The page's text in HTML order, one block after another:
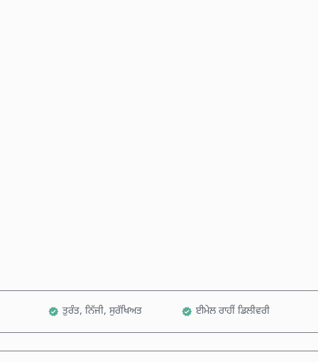
ਤੁਰੰਤ, ਨਿੱਜੀ, ਸੁਰੱਖਿਅਤ ਈਮੇਲ ਰਾਹੀਂ ਡਿਲੀਵਰੀ